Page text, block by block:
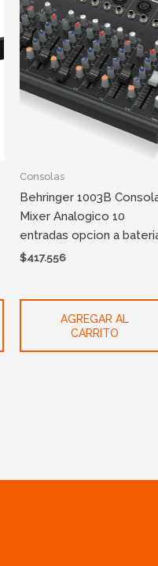
Consolas
Behringer 1003B
Mixer Analogico 10
entradas opcion a
$417.556
AGREGAR AL
CARRITO